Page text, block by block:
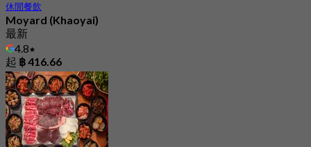
休閒餐飲
Moyard (Khaoyai)
最新
4.8
起 ฿ 416.66